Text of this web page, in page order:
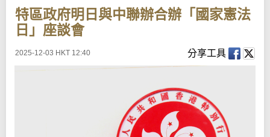
特區政府明日與中聯辦合辦「國家憲法
日」座談會
2025-12-03 HKT 12:40 分享工具